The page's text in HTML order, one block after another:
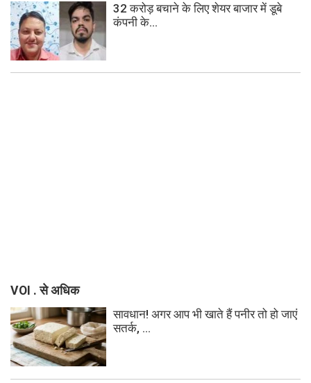
32 करोड़ बचाने के लिए शेयर बाजार में डूबे
कंपनी के...
VOI . से अधिक
सावधान! अगर आप भी खाते हैं पनीर तो हो जाएं
सतर्क, ...